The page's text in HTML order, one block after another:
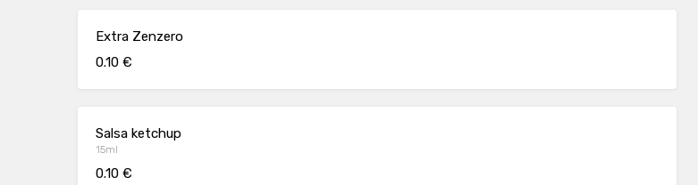
Extra Zenzero
0.10 €
Salsa ketchup
15ml
0.10 €